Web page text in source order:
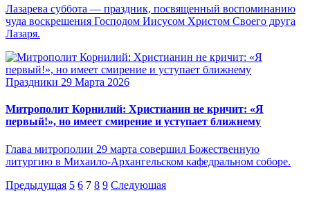
Лазарева суббота — праздник, посвященный воспоминанию
чуда воскрешения Господом Иисусом Христом Своего друга
Лазаря.
Праздники 29 Марта 2026
Митрополит Корнилий: Христианин не кричит: «Я
первый!», но имеет смирение и уступает ближнему
Глава митрополии 29 марта совершил Божественную
литургию в Михаило-Архангельском кафедральном соборе.
Предыдущая 5 6 7 8 9 Следующая